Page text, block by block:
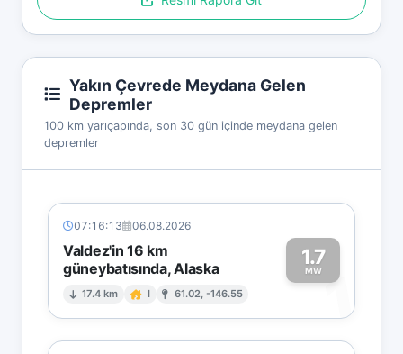
Yakın Çevrede Meydana Gelen
Depremler
100 km yarıçapında, son 30 gün içinde meydana gelen
depremler
07:16:13 06.08.2026
Valdez'in 16 km
güneybatısında, Alaska
17.4 km I 61.02, -146.55
1.7
MW1